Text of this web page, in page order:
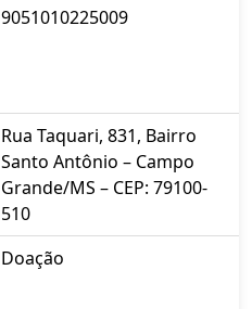
9051010225009
Rua Taquari, 831, Bairro
Santo Antônio – Campo
Grande/MS – CEP: 79100-
510
Doação